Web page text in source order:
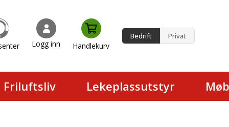
Logg inn Handlekurv
Bedrift Privat
Friluftsliv Lekeplassutstyr